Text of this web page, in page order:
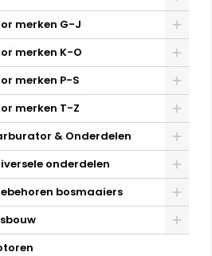
merken G-J
merken K-O
merken P-S
merken T-Z
& Onderdelen
onderdelen
bosmaaiers